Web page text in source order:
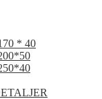
* 40